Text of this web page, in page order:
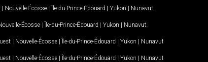
| Nouvelle-Écosse | Île-du-Prince-Édouard | Yukon | Nunavut
Écosse | Île-du-Prince-Édouard | Yukon | Nunavut
| Nouvelle-Écosse | Île-du-Prince-Édouard | Yukon | Nunavut
| Nouvelle-Écosse | Île-du-Prince-Édouard | Yukon | Nunavut